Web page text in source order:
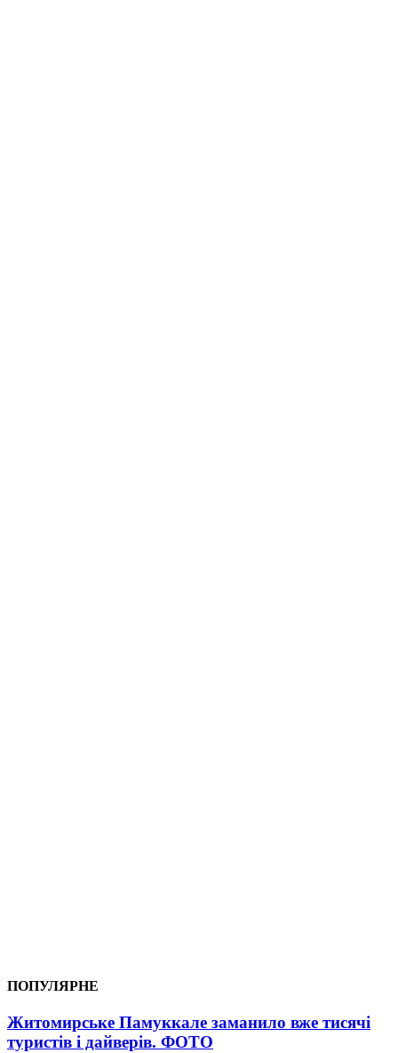
ПОПУЛЯРНЕ
Житомирське Памуккале заманило вже тисячі
туристів і дайверів. ФОТО